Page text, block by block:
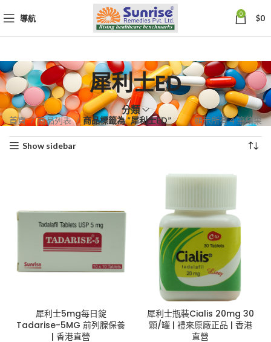
導航 0 $0
犀利士ED
分類
首頁 商品列表 商品標籤為 “犀利士ED” 顯示所有 4 筆結果依
Show sidebar
犀利士5mg每日錠
Tadarise-5MG 前列腺保養
| 香港直營
犀利士瓶裝Cialis 20mg 30
顆/罐 | 禮來原廠正品 | 香港
直營